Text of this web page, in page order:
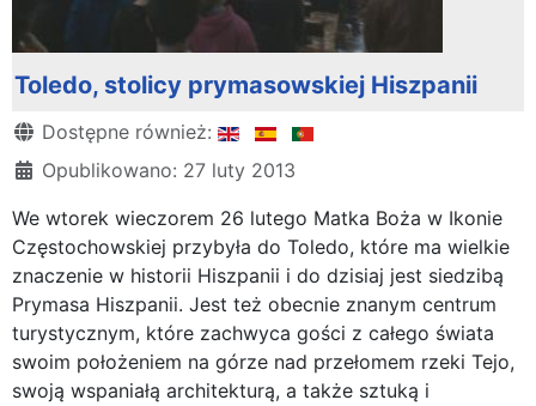
Toledo, stolicy prymasowskiej Hiszpanii
Szczegóły
Dostępne również:
Opublikowano: 27 luty 2013
We wtorek wieczorem 26 lutego Matka Boża w Ikonie
Częstochowskiej przybyła do Toledo, które ma wielkie
znaczenie w historii Hiszpanii i do dzisiaj jest siedzibą
Prymasa Hiszpanii. Jest też obecnie znanym centrum
turystycznym, które zachwyca gości z całego świata
swoim położeniem na górze nad przełomem rzeki Tejo,
swoją wspaniałą architekturą, a także sztuką i